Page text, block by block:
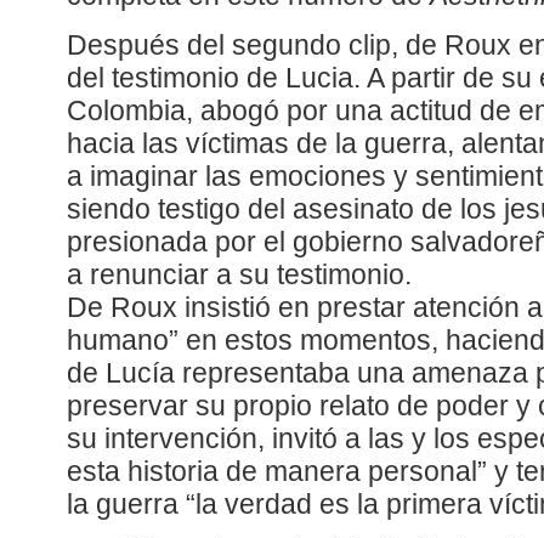
Después del segundo clip, de Roux
del testimonio de Lucia. A partir de
Colombia, abogó por una actitud de
hacia las víctimas de la guerra,
a imaginar las emociones y
siendo testigo del asesinato de los
presionada por el gobierno
a renunciar a su testimonio.
De Roux insistió en prestar atención
humano” en estos momentos,
de Lucía representaba una amenaza
preservar su propio relato de poder y
su intervención, invitó a las y los
esta historia de manera personal” y
la guerra “la verdad es la primera